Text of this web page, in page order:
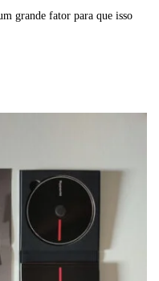
grande fator para que isso